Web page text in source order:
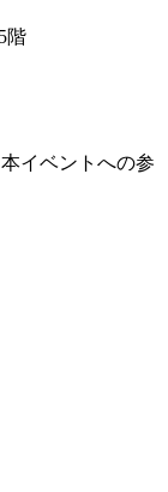
階
イベントへの参